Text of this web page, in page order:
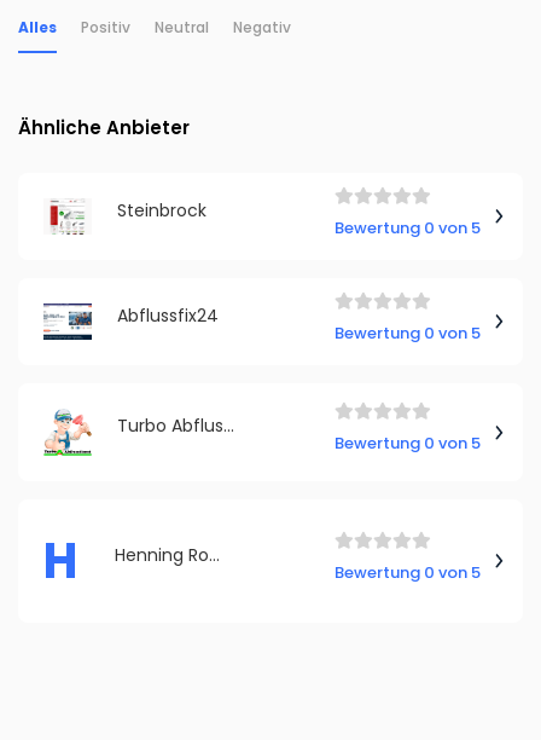
Alles Positiv Neutral Negativ
Ähnliche Anbieter
Steinbrock
Bewertung 0 von 5
Abflussfix24
Bewertung 0 von 5
Turbo Abflussdienst
Bewertung 0 von 5
H Henning Rohrreinigung
Bewertung 0 von 5